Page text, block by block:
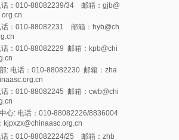
话：010-88082239/34 邮箱：gjb@
话：010-88082231 邮箱：hyb@ch
话：010-88082229 邮箱：kpb@chi
: 电话：010-88082230 邮箱：zha
话：010-88082245 邮箱：cwb@chi
心: 电话：010-88082226/8836004
话：010-88082224/25 邮箱：zhb